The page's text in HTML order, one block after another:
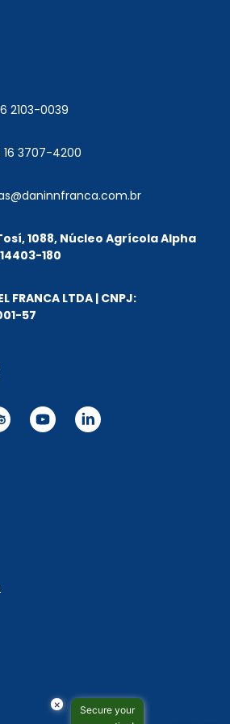
2103-0039
16 3707-4200
1088, Núcleo Agrícola Alpha
180
FRANCA LTDA | CNPJ:
57
×
Secure your